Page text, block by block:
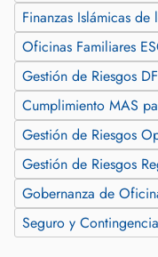
Finanzas Islámicas de
Oficinas Familiares
Gestión de Riesgos
Cumplimiento MAS
Gestión de Riesgos
Gestión de Riesgos
Gobernanza de
Seguro y